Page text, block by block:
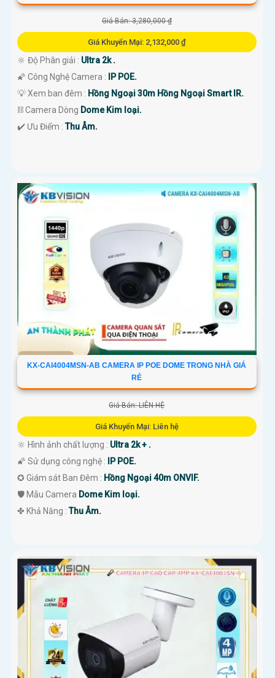
Giá Bán: 3,280,000 ₫
Giá Khuyến Mại: 2,132,000 ₫
🔆 Độ Phân giải : Ultra 2k .
🌠 Công Nghệ Camera :
IP POE.
💡 Xem ban đêm : Hồng Ngoại 30m Hồng Ngoại Smart IR.
⛓ Camera Dòng Dome Kim loại.
️✔️ Ưu Điểm :Thu Âm.
KX-CAI4004MSN-AB CAMERA IP POE DOME TRONG NHÀ GIÁ
RẺ
Giá Bán: LIÊN HỆ
Giá Khuyến Mại: Liên hệ
🔆 Hình ảnh chất lượng : Ultra 2k + .
🌠 Sử dụng công nghệ :
IP POE.
✪ Giám sát Ban Đêm : Hồng Ngoại 40m ONVIF.
🛡 Mẫu Camera Dome Kim loại.
️✤ Khả Năng :Thu Âm.